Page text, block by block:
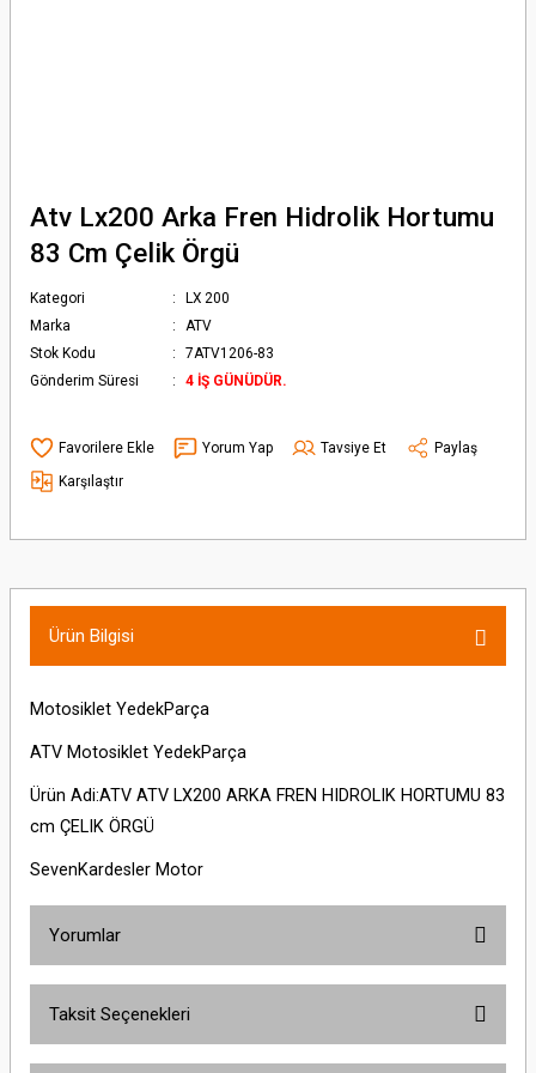
Atv Lx200 Arka Fren Hidrolik Hortumu
83 Cm Çelik Örgü
Kategori
LX 200
Marka
ATV
Stok Kodu
7ATV1206-83
Gönderim Süresi
4 İŞ GÜNÜDÜR.
Yorum Yap Tavsiye Et
Paylaş
Karşılaştır
Ürün Bilgisi
Motosiklet YedekParça
ATV Motosiklet YedekParça
Ürün Adi:ATV ATV LX200 ARKA FREN HIDROLIK HORTUMU 83
cm ÇELIK ÖRGÜ
SevenKardesler Motor
Yorumlar
Taksit Seçenekleri